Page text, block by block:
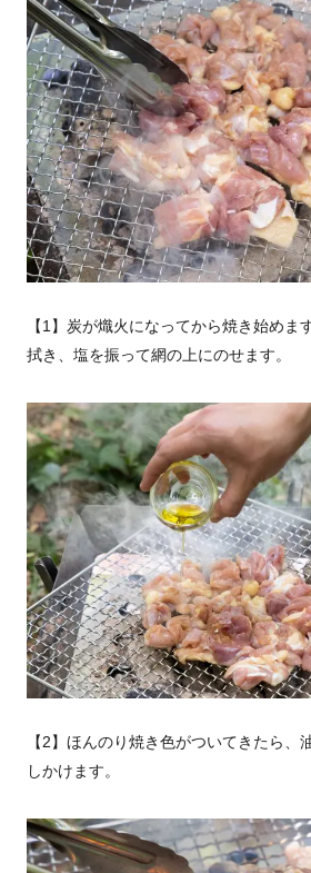
【1】炭が熾火になってから焼き始めま
拭き、塩を振って網の上にのせます。
【2】ほんのり焼き色がついてきたら、
しかけます。